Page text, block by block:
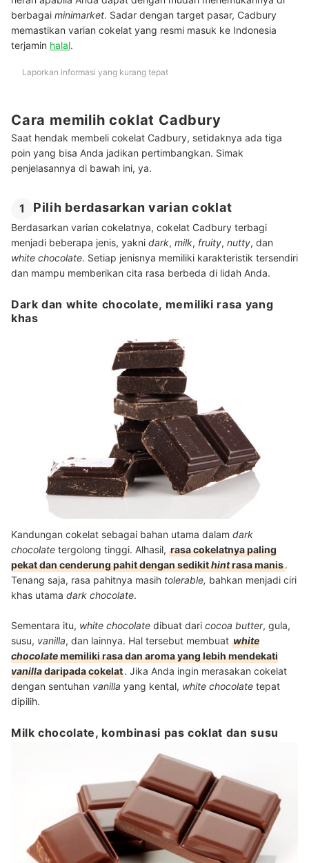
berbagai minimarket. Sadar dengan target pasar, Cadbury
memastikan varian cokelat yang resmi masuk ke Indonesia
terjamin halal.
Laporkan informasi yang kurang tepat
Cara memilih coklat Cadbury
Saat hendak membeli cokelat Cadbury, setidaknya ada tiga
poin yang bisa Anda jadikan pertimbangkan. Simak
penjelasannya di bawah ini, ya.
1 Pilih berdasarkan varian coklat
Berdasarkan varian cokelatnya, cokelat Cadbury terbagi
menjadi beberapa jenis, yakni dark, milk, fruity, nutty, dan
white chocolate. Setiap jenisnya memiliki karakteristik tersendiri
dan mampu memberikan cita rasa berbeda di lidah Anda.
Dark dan white chocolate, memiliki rasa yang
khas
Kandungan cokelat sebagai bahan utama dalam dark
chocolate tergolong tinggi. Alhasil, rasa cokelatnya paling
pekat dan cenderung pahit dengan sedikithintrasa manis.
Tenang saja, rasa pahitnya masih tolerable, bahkan menjadi ciri
khas utama dark chocolate.
Sementara itu, white chocolate dibuat dari cocoa butter, gula,
susu, vanilla, dan lainnya. Hal tersebut membuat white
chocolatememiliki rasa dan aroma yang lebih mendekati
vanilladaripada cokelat. Jika Anda ingin merasakan cokelat
dengan sentuhan vanilla yang kental, white chocolate tepat
dipilih.
Milk chocolate, kombinasi pas coklat dan susu